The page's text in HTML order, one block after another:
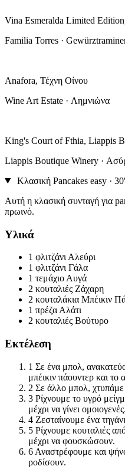
Vina Esmeralda Limited
Familia Torres ·
Anafora, Τέχνη Οίνου
Wine Art Estate · Λημνιώνα
King's Court of Fthia, Liappis
Liappis Boutique Winery ·
Κλασική Pancakes easy · 30′
Αυτή η κλασική συνταγή για
πρωινό.
Υλικά
1 φλιτζάνι Αλεύρι
1 φλιτζάνι Γάλα
1 τεμάχιο Αυγά
2 κουταλιές Ζάχαρη
2 κουταλάκια Μπέικιν
1 πρέζα Αλάτι
2 κουταλιές Βούτυρο
Εκτέλεση
1 Σε ένα μπολ,
μπέικιν πάουντερ και το
2 Σε άλλο μπολ,
3 Ρίχνουμε το υγρό
μέχρι να γίνει ομοιογενές.
4 Ζεσταίνουμε ένα
5 Ρίχνουμε κουταλιές
μέχρι να φουσκώσουν.
6 Αναστρέφουμε και
ροδίσουν.